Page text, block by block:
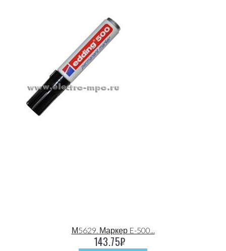
М5629. Маркер E-500...
143.75₽